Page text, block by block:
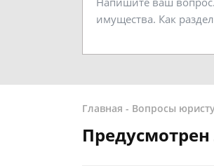
Главная - Вопросы